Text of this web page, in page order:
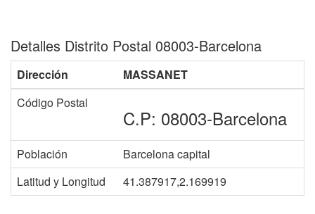
Detalles Distrito Postal 08003-Barcelona
Dirección
MASSANET
Código Postal
C.P: 08003-Barcelona
Población
Barcelona capital
Latitud y Longitud
41.387917,2.169919